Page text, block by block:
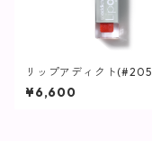
リップアディクト(#205
シーセダクトレス) / 7ml
用美容液】
¥6,600